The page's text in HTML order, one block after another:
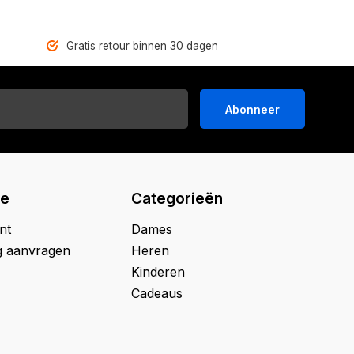
Gratis retour binnen 30 dagen
Abonneer
aanvragen
Categorieën
Dames
Heren
Kinderen
Cadeaus